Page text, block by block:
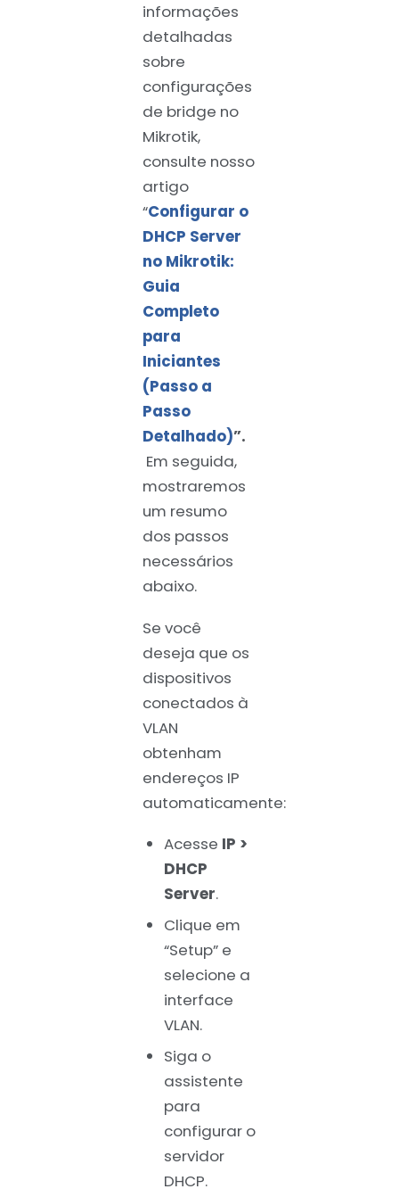
informações
detalhadas
sobre
configurações
de bridge no
Mikrotik,
consulte nosso
artigo
“Configurar o
DHCP Server
no Mikrotik:
Guia
Completo
para
Iniciantes
(Passo a
Passo
Detalhado)”.
Em seguida,
mostraremos
um resumo
dos passos
necessários
abaixo.
Se você
deseja que os
dispositivos
conectados à
VLAN
obtenham
endereços IP
automaticamente:
Acesse IP >
DHCP
Server.
Clique em
“Setup” e
selecione a
interface
VLAN.
Siga o
assistente
para
configurar o
servidor
DHCP.